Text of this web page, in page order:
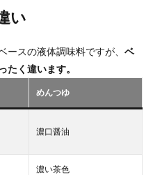
い
ースの液体調味料ですが、 ベ
たく違います。
めんつゆ
濃口醤油
濃い茶色